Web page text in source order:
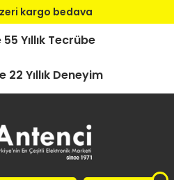
kargo bedava
Yıllık Tecrübe
Yıllık Deneyim